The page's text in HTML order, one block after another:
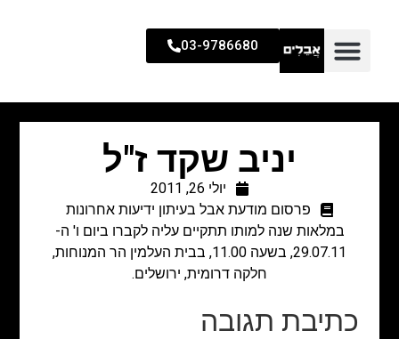
03-9786680
יניב שקד ז"ל
יולי 26, 2011
פרסום מודעת אבל בעיתון ידיעות אחרונות
במלאות שנה למותו תתקיים עליה לקברו ביום ו' ה-
29.07.11, בשעה 11.00, בבית העלמין הר המנוחות,
חלקה דרומית, ירושלים.
כתיבת תגובה